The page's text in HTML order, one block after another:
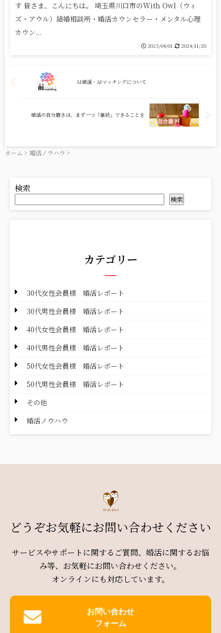
す 皆さま、こんにちは。 埼玉県川口市のWith Owl（ウィ
ズ・アウル）結婚相談所・婚活カウンセラー・メンタル心理
カウン...
2023/04/01 2024/11/20
AI婚活・AIマッチングについて
婚活の自分磨きは、まず一つ「継続」できることを
ホーム > 婚活ノウハウ >
検索
検索
カテゴリー
30代女性会員様 婚活レポート
30代男性会員様 婚活レポート
40代女性会員様 婚活レポート
40代男性会員様 婚活レポート
50代女性会員様 婚活レポート
50代男性会員様 婚活レポート
その他
婚活ノウハウ
どうぞお気軽にお問い合わせください
サービスやサポートに関するご質問、婚活に関するお悩
み等、お気軽にお問い合わせください。
オンラインにも対応しています。
お問い合わせ
フォーム